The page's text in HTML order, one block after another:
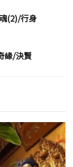
(2)/行身
緣/決賢